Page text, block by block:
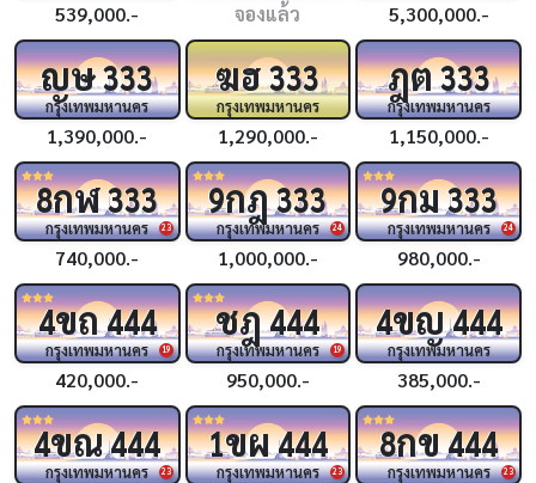
539,000.- จองแล้ว 5,300,000.-
ญษ333
กรุงเทพมหานคร
1,390,000.-
ฆฮ333
กรุงเทพมหานคร
1,290,000.-
ฎต333
กรุงเทพมหานคร
1,150,000.-
23
8กฬ333
กรุงเทพมหานคร
740,000.-
24
9กฎ333
กรุงเทพมหานคร
1,000,000.-
24
9กม333
กรุงเทพมหานคร
980,000.-
19
4ขถ444
กรุงเทพมหานคร
420,000.-
19
ชฎ444
กรุงเทพมหานคร
950,000.-
4ขญ444
กรุงเทพมหานคร
385,000.-
23
4ขณ444
กรุงเทพมหานคร 23
1ขผ444
กรุงเทพมหานคร 23
8กข444
กรุงเทพมหานคร